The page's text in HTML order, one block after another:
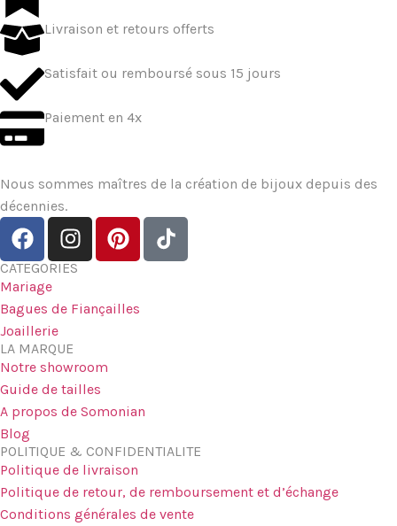
Livraison et retours offerts
Satisfait ou remboursé sous 15 jours
Paiement en 4x
Nous sommes maîtres de la création de bijoux depuis des
décennies.
CATEGORIES
Mariage
Bagues de Fiançailles
Joaillerie
LA MARQUE
Notre showroom
Guide de tailles
A propos de Somonian
Blog
POLITIQUE & CONFIDENTIALITE
Politique de livraison
Politique de retour, de remboursement et d’échange
Conditions générales de vente